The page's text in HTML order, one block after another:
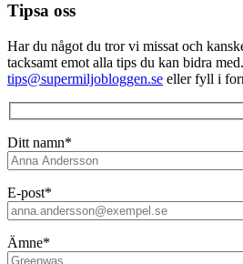
Tipsa oss
Har du något du tror vi missat och
tacksamt emot alla tips du kan bidra
tips@supermiljobloggen.se eller fyll i
Ditt namn*
E-post*
Ämne*